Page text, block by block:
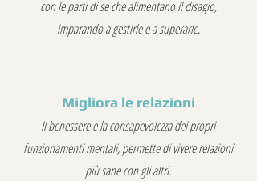
con le parti di se che alimentano il disagio,
imparando a gestirle e a superarle.
Migliora le relazioni
Il benessere e la consapevolezza dei propri
funzionamenti mentali, permette di vivere relazioni
più sane con gli altri.